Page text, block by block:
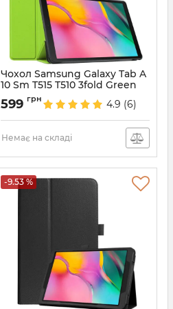
Чохол Samsung Galaxy Tab A
10 Sm T515 T510 3fold Green
Артикул:4457
599 грн 4.9 (6)
Немає на складі
-9.53 %